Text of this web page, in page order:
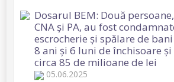
Dosarul BEM: Două
CNA și PA, au fost
escrocherie și spălare de
8 ani și 6 luni de închisoare
circa 85 de milioane de lei
05.06.2025